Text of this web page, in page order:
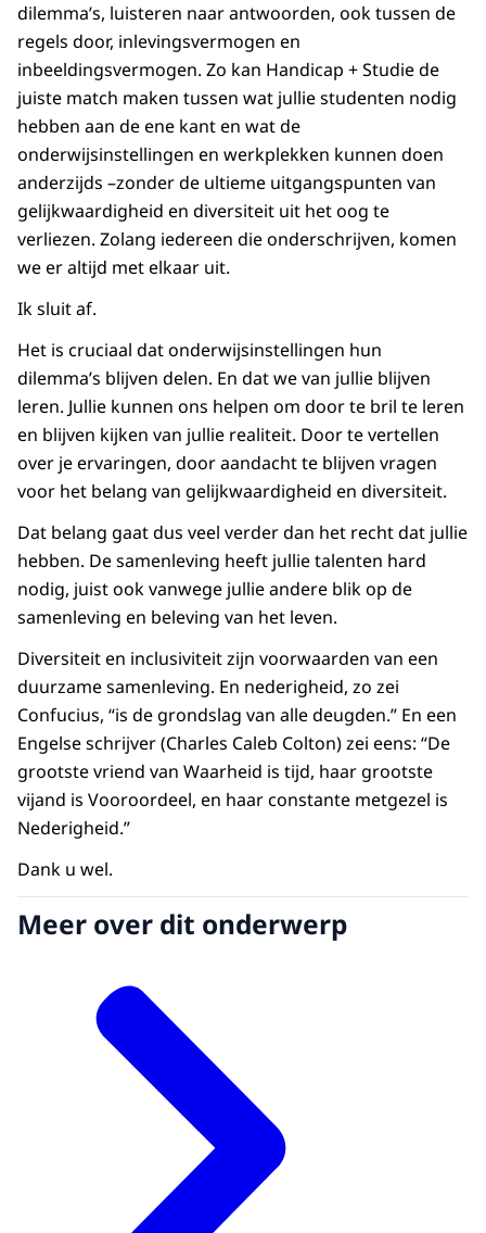
dilemma’s, luisteren naar antwoorden, ook tussen de
regels door, inlevingsvermogen en
inbeeldingsvermogen. Zo kan Handicap + Studie de
juiste match maken tussen wat jullie studenten nodig
hebben aan de ene kant en wat de
onderwijsinstellingen en werkplekken kunnen doen
anderzijds –zonder de ultieme uitgangspunten van
gelijkwaardigheid en diversiteit uit het oog te
verliezen. Zolang iedereen die onderschrijven, komen
we er altijd met elkaar uit.
Ik sluit af.
Het is cruciaal dat onderwijsinstellingen hun
dilemma’s blijven delen. En dat we van jullie blijven
leren. Jullie kunnen ons helpen om door te bril te leren
en blijven kijken van jullie realiteit. Door te vertellen
over je ervaringen, door aandacht te blijven vragen
voor het belang van gelijkwaardigheid en diversiteit.
Dat belang gaat dus veel verder dan het recht dat jullie
hebben. De samenleving heeft jullie talenten hard
nodig, juist ook vanwege jullie andere blik op de
samenleving en beleving van het leven.
Diversiteit en inclusiviteit zijn voorwaarden van een
duurzame samenleving. En nederigheid, zo zei
Confucius, “is de grondslag van alle deugden.” En een
Engelse schrijver (Charles Caleb Colton) zei eens: “De
grootste vriend van Waarheid is tijd, haar grootste
vijand is Vooroordeel, en haar constante metgezel is
Nederigheid.”
Dank u wel.
Meer over dit onderwerp